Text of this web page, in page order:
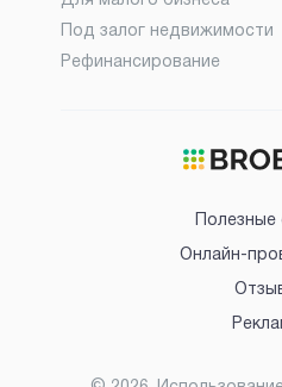
Под залог недвижимости
Рефинансирование
Полезные
Онлайн-